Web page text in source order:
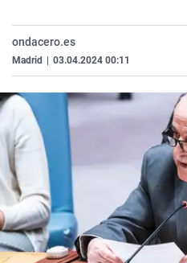
ondacero.es
Madrid 03.04.2024 00:11